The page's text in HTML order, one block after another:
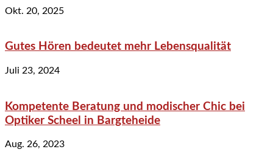
Okt. 20, 2025
Gutes Hören bedeutet mehr Lebensqualität
Juli 23, 2024
Kompetente Beratung und modischer Chic bei
Optiker Scheel in Bargteheide
Aug. 26, 2023